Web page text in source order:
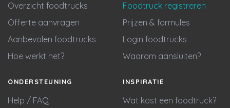
Overzicht foodtrucks
Offerte aanvragen
Aanbevolen foodtrucks
Hoe werkt het?
Foodtruck registreren
Prijzen & formules
Login foodtrucks
Waarom aansluiten?
ONDERSTEUNING
Help / FAQ
INSPIRATIE
Wat kost een foodtruck?